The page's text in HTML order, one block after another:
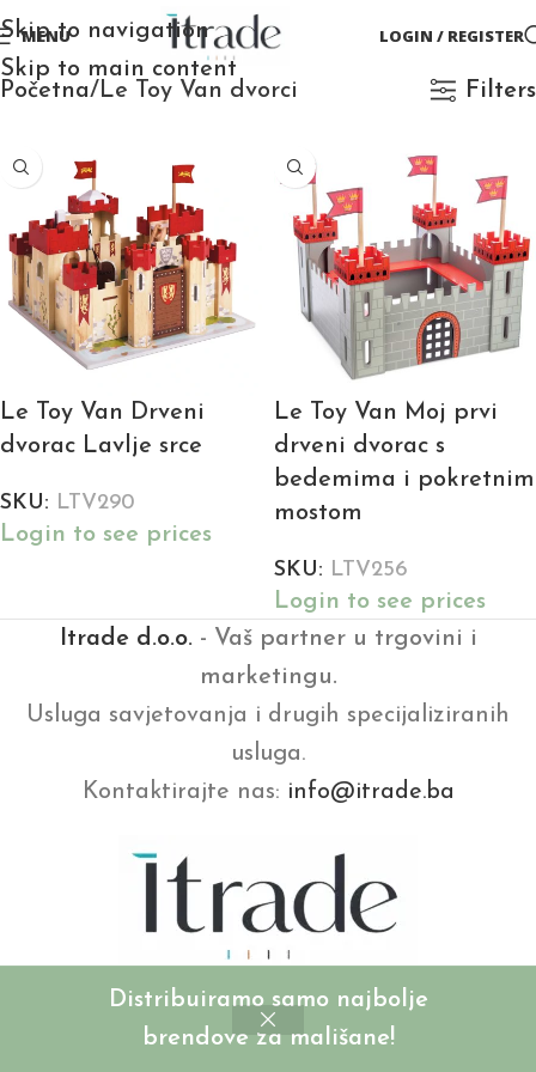
Distribuiramo samo najbolje
brendove za mališane!
Skip to navigation
Skip to main content
MENU LOGIN / REGISTER
Početna Le Toy Van dvorci Filters
Le Toy Van Drveni
dvorac Lavlje srce
SKU: LTV290
Login to see prices
Le Toy Van Moj prvi
drveni dvorac s
bedemima i pokretnim
mostom
SKU: LTV256
Login to see prices
Itrade d.o.o.- Vaš partner u trgovini i
marketingu.
Usluga savjetovanja i drugih specijaliziranih
usluga.
Kontaktirajte nas: info@itrade.ba